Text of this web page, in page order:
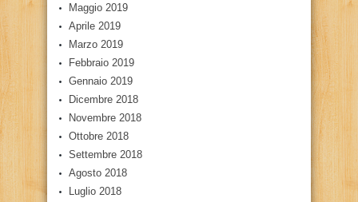
Maggio 2019
Aprile 2019
Marzo 2019
Febbraio 2019
Gennaio 2019
Dicembre 2018
Novembre 2018
Ottobre 2018
Settembre 2018
Agosto 2018
Luglio 2018